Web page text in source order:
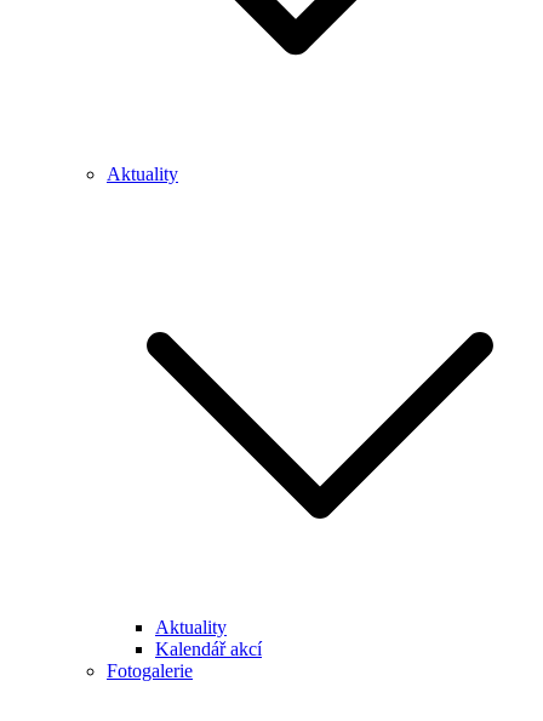
Aktuality
Aktuality
Kalendář akcí
Fotogalerie